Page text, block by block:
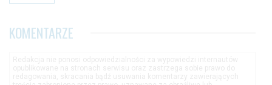
KOMENTARZE